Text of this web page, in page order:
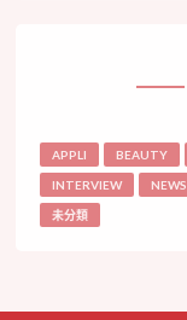
APPLI BEAUTY
INTERVIEW NEWS
未分類